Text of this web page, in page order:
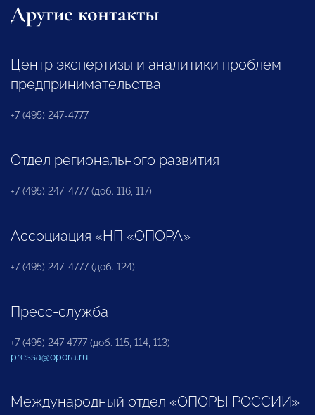
Другие контакты
Центр экспертизы и аналитики проблем
предпринимательства
+7 (495) 247-4777
Отдел регионального развития
+7 (495) 247-4777 (доб. 116, 117)
Ассоциация «НП «ОПОРА»
+7 (495) 247-4777 (доб. 124)
Пресс-служба
+7 (495) 247 4777 (доб. 115, 114, 113)
pressa@opora.ru
Международный отдел «ОПОРЫ РОССИИ»